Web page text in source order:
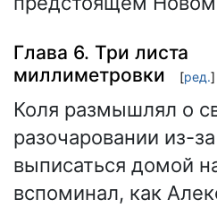
Глава 6. Три листа
миллиметровки
[ред.]
Коля размышлял о
разочаровании из-
выписаться домой
вспоминал, как